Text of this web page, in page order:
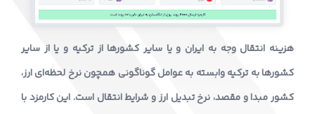
هزینه انتقال وجه به ایران و یا سایر کشورها از ترکیه و یا از سایر
کشورها به ترکیه وابسته به عوامل گوناگونی همچون نرخ لحظه‌ای ارز،
کشور مبدا و مقصد، نرخ تبدیل ارز و شرایط انتقال است. این کارمزد با